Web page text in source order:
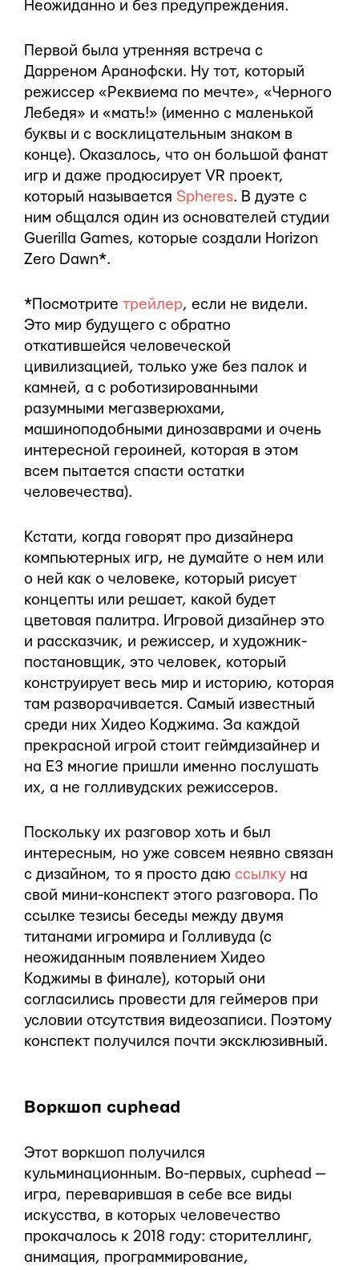
Неожиданно и без предупреждения.
Первой была утренняя встреча с
Дарреном Аранофски. Ну тот, который
режиссер «Реквиема по мечте», «Черного
Лебедя» и «мать!» (именно с маленькой
буквы и с восклицательным знаком в
конце). Оказалось, что он большой фанат
игр и даже продюсирует VR проект,
который называется Spheres. В дуэте с
ним общался один из основателей студии
Guerilla Games, которые создали Horizon
Zero Dawn*.
*Посмотрите трейлер, если не видели.
Это мир будущего с обратно
откатившейся человеческой
цивилизацией, только уже без палок и
камней, а с роботизированными
разумными мегазверюхами,
машиноподобными динозаврами и очень
интересной героиней, которая в этом
всем пытается спасти остатки
человечества).
Кстати, когда говорят про дизайнера
компьютерных игр, не думайте о нем или
о ней как о человеке, который рисует
концепты или решает, какой будет
цветовая палитра. Игровой дизайнер это
и рассказчик, и режиссер, и художник-
постановщик, это человек, который
конструирует весь мир и историю, которая
там разворачивается. Самый известный
среди них Хидео Коджима. За каждой
прекрасной игрой стоит геймдизайнер и
на Е3 многие пришли именно послушать
их, а не голливудских режиссеров.
Поскольку их разговор хоть и был
интересным, но уже совсем неявно связан
с дизайном, то я просто даю ссылку на
свой мини-конспект этого разговора. По
ссылке тезисы беседы между двумя
титанами игромира и Голливуда (с
неожиданным появлением Хидео
Коджимы в финале), который они
согласились провести для геймеров при
условии отсутствия видеозаписи. Поэтому
конспект получился почти эксклюзивный.
Воркшоп cuphead
Этот воркшоп получился
кульминационным. Во-первых, cuphead —
игра, переварившая в себе все виды
искусства, в которых человечество
прокачалось к 2018 году: сторителлинг,
анимация, программирование,